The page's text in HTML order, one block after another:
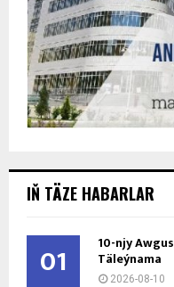
IŇ TÄZE HABARLAR
01 10-njy
Täleýnama
2026-08-10